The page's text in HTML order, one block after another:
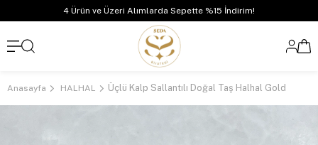
4 Ürün ve Üzeri Alımlarda Sepette %15 İndirim!
Anasayfa HALHAL Üçlü Kalp Sallantılı Doğal Taş Halhal Gold